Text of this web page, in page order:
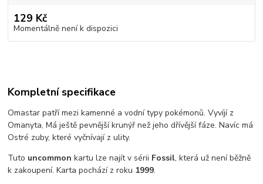
129 Kč
Momentálně není k dispozici
Kompletní specifikace
Omastar patří mezi kamenné a vodní typy pokémonů. Vyvíjí z
Omanyta, Má ještě pevnější krunýř než jeho dřívější fáze. Navíc má
Ostré zuby, které vyčnívají z ulity.
Tuto uncommon kartu lze najít v sérii Fossil, která už není běžně
k zakoupení. Karta pochází z roku 1999.